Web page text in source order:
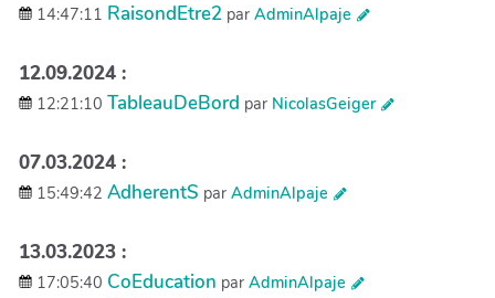
14:47:11 RaisondEtre2 par AdminAlpaje
12.09.2024 :
12:21:10 TableauDeBord par NicolasGeiger
07.03.2024 :
15:49:42 AdherentS par AdminAlpaje
13.03.2023 :
17:05:40 CoEducation par AdminAlpaje